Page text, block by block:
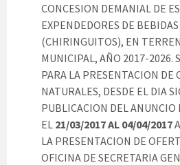
CONCESION DEMANIAL DE
EXPENDEDORES DE BEBIDAS
(CHIRINGUITOS), EN
MUNICIPAL, AÑO 2017-2026.
PARA LA PRESENTACION DE
NATURALES, DESDE EL DIA
PUBLICACION DEL ANUNCIO
EL 21/03/2017 AL 04/04/2017
LA PRESENTACION DE
OFICINA DE SECRETARIA